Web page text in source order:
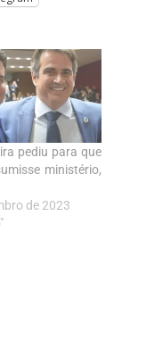
pediu para que
ministério,
de 2023